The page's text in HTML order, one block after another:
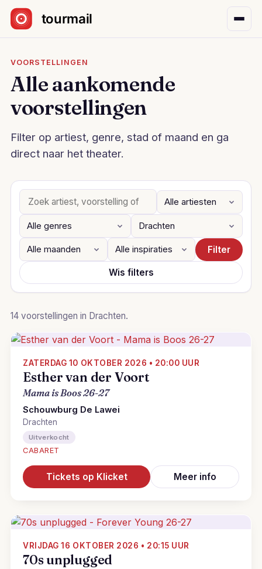
Sla navigatie over
VOORSTELLINGEN
Alle aankomende
voorstellingen
Filter op artiest, genre, stad of maand en ga
direct naar het theater.
Filter
Wis filters
14 voorstellingen in Drachten.
ZATERDAG 10 OKTOBER 2026 • 20:00 UUR
Esther van der Voort
Mama is Boos 26-27
Schouwburg De Lawei
Drachten
Uitverkocht
CABARET
Tickets op Klicket Meer info
VRIJDAG 16 OKTOBER 2026 • 20:15 UUR
70s unplugged